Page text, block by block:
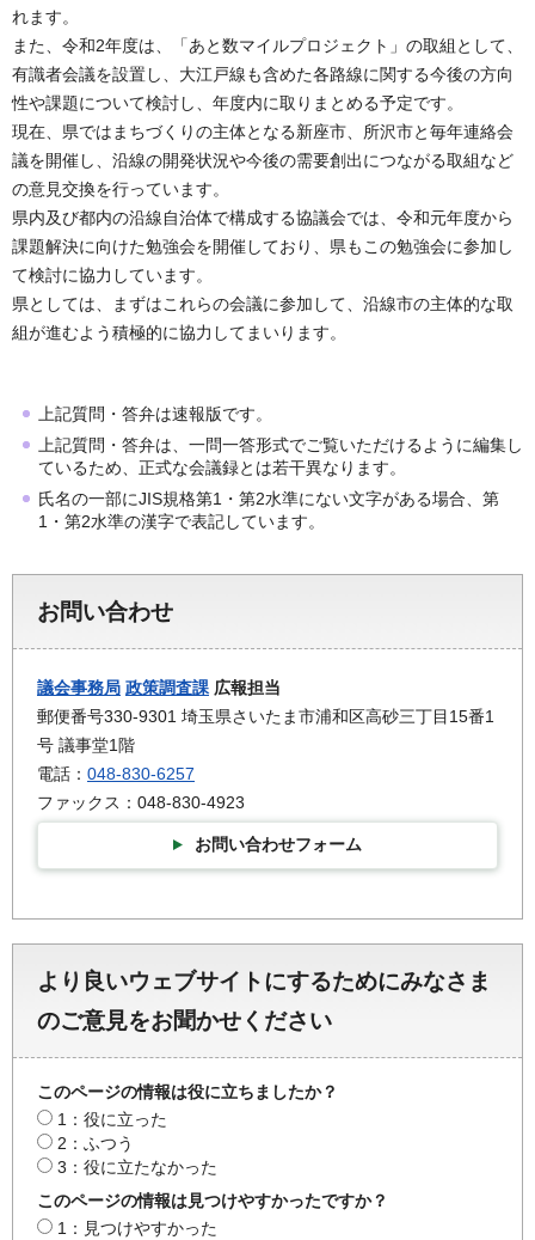
れます。
また、令和2年度は、「あと数マイルプロジェクト」の取組として、
有識者会議を設置し、大江戸線も含めた各路線に関する今後の方向
性や課題について検討し、年度内に取りまとめる予定です。
現在、県ではまちづくりの主体となる新座市、所沢市と毎年連絡会
議を開催し、沿線の開発状況や今後の需要創出につながる取組など
の意見交換を行っています。
県内及び都内の沿線自治体で構成する協議会では、令和元年度から
課題解決に向けた勉強会を開催しており、県もこの勉強会に参加し
て検討に協力しています。
県としては、まずはこれらの会議に参加して、沿線市の主体的な取
組が進むよう積極的に協力してまいります。
上記質問・答弁は速報版です。
上記質問・答弁は、一問一答形式でご覧いただけるように編集し
ているため、正式な会議録とは若干異なります。
氏名の一部にJIS規格第1・第2水準にない文字がある場合、第
1・第2水準の漢字で表記しています。
お問い合わせ
議会事務局 政策調査課 広報担当
郵便番号330-9301 埼玉県さいたま市浦和区高砂三丁目15番1
号 議事堂1階
電話： 048-830-6257
ファックス：048-830-4923
お問い合わせフォーム
より良いウェブサイトにするためにみなさま
のご意見をお聞かせください
このページの情報は役に立ちましたか？
1：役に立った
2：ふつう
3：役に立たなかった
このページの情報は見つけやすかったですか？
1：見つけやすかった